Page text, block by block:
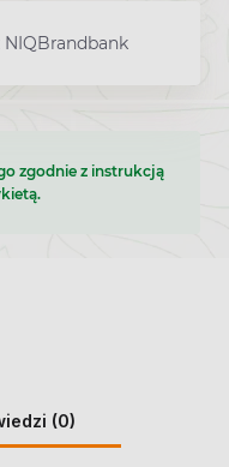
zgodnie z instrukcją
(0)